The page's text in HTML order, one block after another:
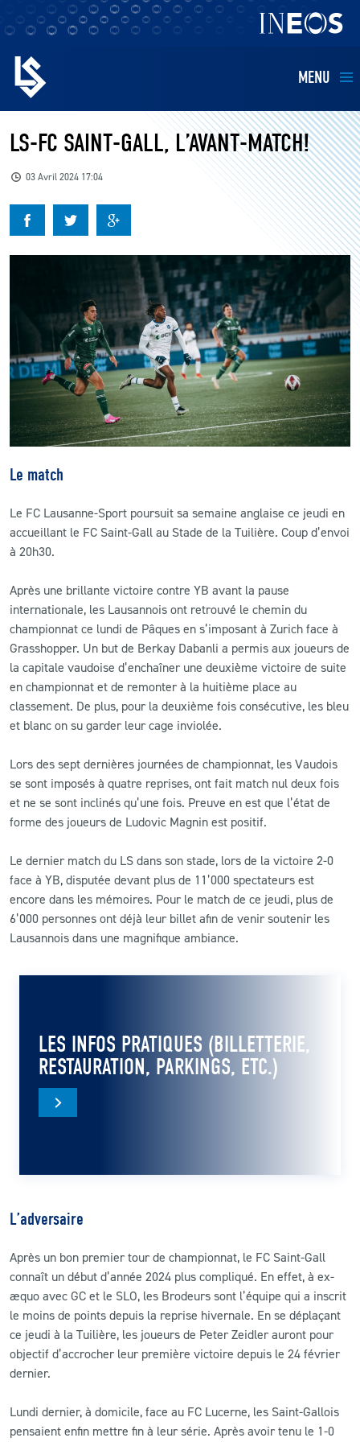
MENU
EQUIPES
BILLETTERIE
FANS
BUSINESS
RESTAURATION
CLUB
CONTACT
ACTUALITÉS
LS E-SHOP
L’APP DU LS
LS ACADEMY CAMPS
MATCH DES CELEBRITES
PRESSE ET MEDIAS
LS-FC SAINT-GALL, L’AVANT-MATCH!
03 Avril 2024 17:04
Le match
Le FC Lausanne-Sport poursuit sa semaine anglaise ce jeudi en
accueillant le FC Saint-Gall au Stade de la Tuilière. Coup d’envoi
à 20h30.
Après une brillante victoire contre YB avant la pause
internationale, les Lausannois ont retrouvé le chemin du
championnat ce lundi de Pâques en s’imposant à Zurich face à
Grasshopper. Un but de Berkay Dabanli a permis aux joueurs de
la capitale vaudoise d’enchaîner une deuxième victoire de suite
en championnat et de remonter à la huitième place au
classement. De plus, pour la deuxième fois consécutive, les bleu
et blanc on su garder leur cage inviolée.
Lors des sept dernières journées de championnat, les Vaudois
se sont imposés à quatre reprises, ont fait match nul deux fois
et ne se sont inclinés qu’une fois. Preuve en est que l’état de
forme des joueurs de Ludovic Magnin est positif.
Le dernier match du LS dans son stade, lors de la victoire 2-0
face à YB, disputée devant plus de 11’000 spectateurs est
encore dans les mémoires. Pour le match de ce jeudi, plus de
6’000 personnes ont déjà leur billet afin de venir soutenir les
Lausannois dans une magnifique ambiance.
LES INFOS PRATIQUES (BILLETTERIE,
RESTAURATION, PARKINGS, ETC.)
L’adversaire
Après un bon premier tour de championnat, le FC Saint-Gall
connaît un début d’année 2024 plus compliqué. En effet, à ex-
æquo avec GC et le SLO, les Brodeurs sont l’équipe qui a inscrit
le moins de points depuis la reprise hivernale. En se déplaçant
ce jeudi à la Tuilière, les joueurs de Peter Zeidler auront pour
objectif d’accrocher leur première victoire depuis le 24 février
dernier.
Lundi dernier, à domicile, face au FC Lucerne, les Saint-Gallois
pensaient enfin mettre fin à leur série. Après avoir tenu le 1-0